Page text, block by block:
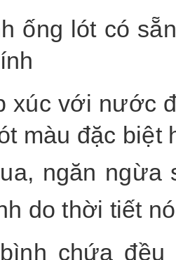
ống lót có
xúc với nước
màu đặc
ngăn
do thời tiết
chứa